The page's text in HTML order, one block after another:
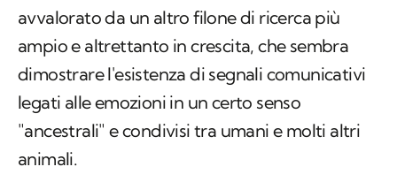
"felici" o "arrabbiati". Tutto ciò, è ulteriormente
avvalorato da un altro filone di ricerca più
ampio e altrettanto in crescita, che sembra
dimostrare l'esistenza di segnali comunicativi
legati alle emozioni in un certo senso
"ancestrali" e condivisi tra umani e molti altri